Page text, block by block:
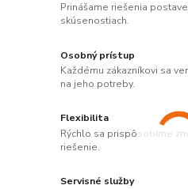
Prinášame riešenia
skúsenostiach.
Osobný prístup
Každému zákazníkovi sa
na jeho potreby.
Flexibilita
Rýchlo sa prispôsobíme
riešenie.
Servisné služby